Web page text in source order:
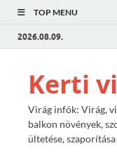
TOP MENU
2026.08.09.
Kerti
Virág infók: Virág,
balkon növények,
ültetése, szaporítása